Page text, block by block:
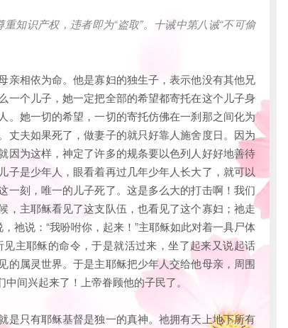
重知识产权，违者即为“盗取”。十诫中第八诫“不可偷
亲相依为命。他是寡妇的独生子，表示他没有其他兄
一个儿子，她一定把全部的希望都寄托在这个儿子身
。她一切的希望，一切的寄托仿佛在一刹那之间化为
夫如果死了，做妻子的就只好靠人施舍度日。因为
因为这样，神定了许多的规条要以色列人好好地善待
是少年人，眼看着再过几年少年人长大了，就可以
刻，唯一的儿子死了。这是多么大的打击啊！我们
，主耶稣看见了这支队伍，也看见了这个寡妇；祂走
祂说：“我吩咐你，起来！”主耶稣如此对着一具尸体
主耶稣的命令，于是就活过来，坐了起来又说起话
属灵世界。于是主耶稣把少年人交给他母亲，周围
间兴起来了！上帝眷顾他的子民了。
是只有耶稣基督是独一的真神。祂拥有天上地下所有